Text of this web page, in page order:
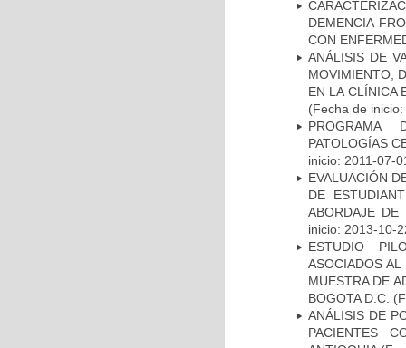
DEMENCIA
CON
ANÁLISIS DE
MOVIMIENTO,
EN LA CLÍNICA
(Fecha de
PROGRAMA
PATOLOGÍAS
inicio: 2011-07-
EVALUACIÓN
DE
ABORDAJE
inicio: 2013-10-
ESTUDIO
ASOCIADOS
MUESTRA DE
BOGOTA D.C.
ANÁLISIS DE
PACIENTES